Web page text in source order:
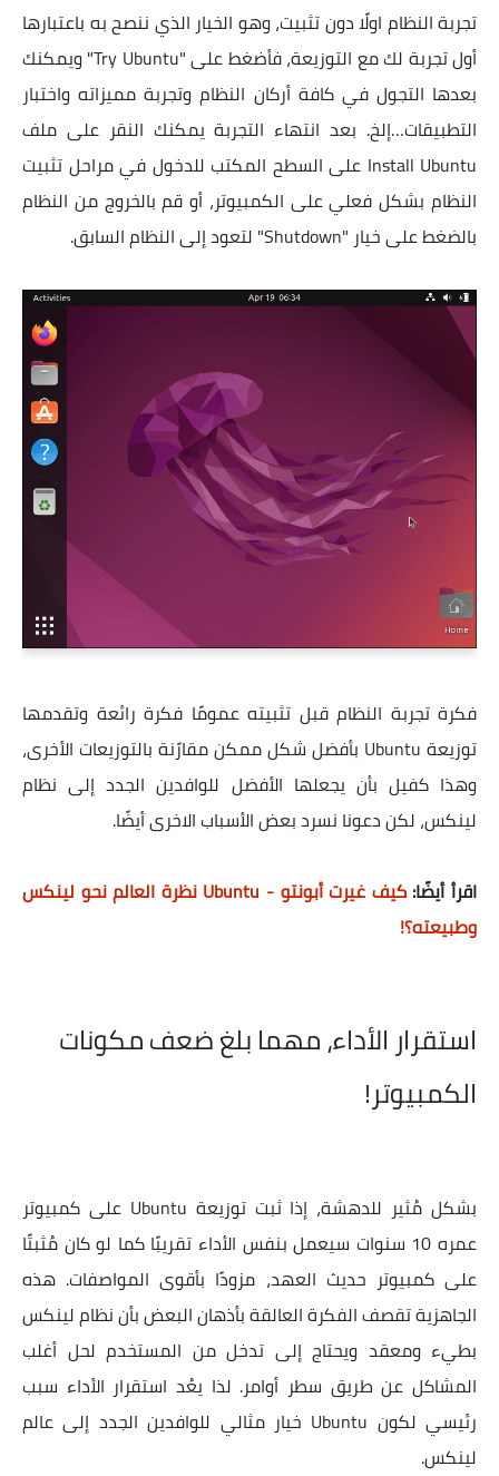
تجربة النظام اولًا دون تثبيت، وهو الخيار الذي ننصح به باعتبارها
أول تجربة لك مع التوزيعة، فأضغط على "Try Ubuntu" ويمكنك
بعدها التجول في كافة أركان النظام وتجربة مميزاته واختبار
التطبيقات…إلخ. بعد انتهاء التجربة يمكنك النقر على ملف
Install Ubuntu على السطح المكتب للدخول في مراحل تثبيت
النظام بشكل فعلي على الكمبيوتر، أو قم بالخروج من النظام
بالضغط على خيار "Shutdown" لتعود إلى النظام السابق.
فكرة تجربة النظام قبل تثبيته عمومًا فكرة رائعة وتقدمها
توزيعة Ubuntu بأفضل شكل ممكن مقارًنة بالتوزيعات الأخرى،
وهذا كفيل بأن يجعلها الأفضل للوافدين الجدد إلى نظام
لينكس، لكن دعونا نسرد بعض الأسباب الاخرى أيضًا.
اقرأ أيضًا:
كيف غيرت أبونتو - Ubuntu نظرة العالم نحو لينكس
وطبيعته؟!
استقرار الأداء، مهما بلغ ضعف مكونات
الكمبيوتر!
بشكل مُثير للدهشة، إذا ثبت توزيعة Ubuntu على كمبيوتر
عمره 10 سنوات سيعمل بنفس الأداء تقريبًا كما لو كان مُثبتًا
على كمبيوتر حديث العهد، مزودًا بأقوى المواصفات. هذه
الجاهزية تقصف الفكرة العالقة بأذهان البعض بأن نظام لينكس
بطيء ومعقد ويحتاج إلى تدخل من المستخدم لحل أغلب
المشاكل عن طريق سطر أوامر. لذا يعُد استقرار الأداء سبب
رئيسي لكون Ubuntu خيار مثالي للوافدين الجدد إلى عالم
لينكس.